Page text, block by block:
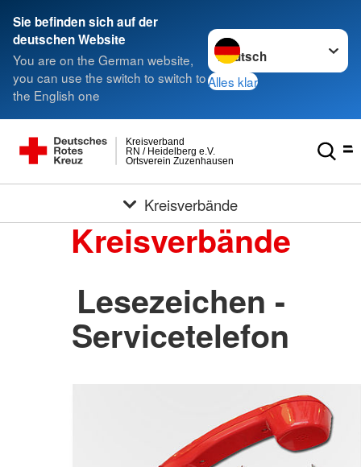
Sie befinden sich auf der
deutschen Website
You are on the German website,
you can use the switch to switch to
the English one
Sprache wechseln zu
Alles klar
Ortsverein Zuzenhausen
RN / Heidelberg e.V.
Kreisverband
Kreisverbände
Kreisverbände
Lesezeichen -
Servicetelefon